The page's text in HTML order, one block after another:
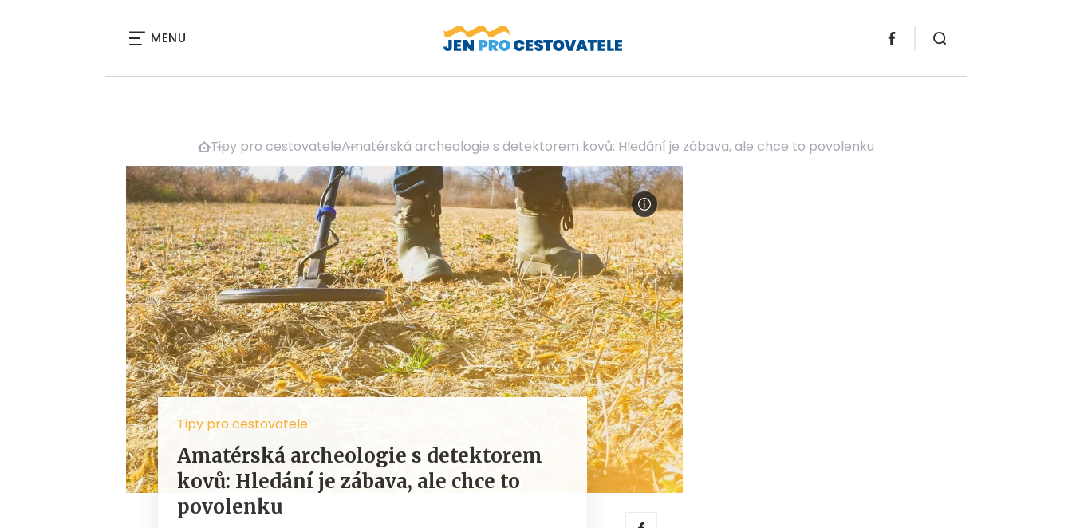
MENU
Tipy pro cestovateleAmatérská archeologie s detektorem kovů: Hledání je zábava, ale chce to povolenku
Tipy pro cestovatele
Amatérská archeologie s detektorem
kovů: Hledání je zábava, ale chce to
povolenku